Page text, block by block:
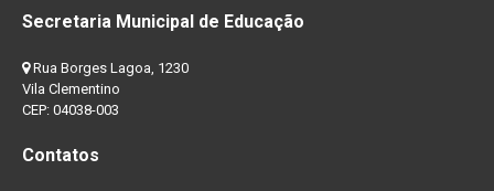
Secretaria Municipal de Educação
Rua Borges Lagoa, 1230
Vila Clementino
CEP: 04038-003
Contatos